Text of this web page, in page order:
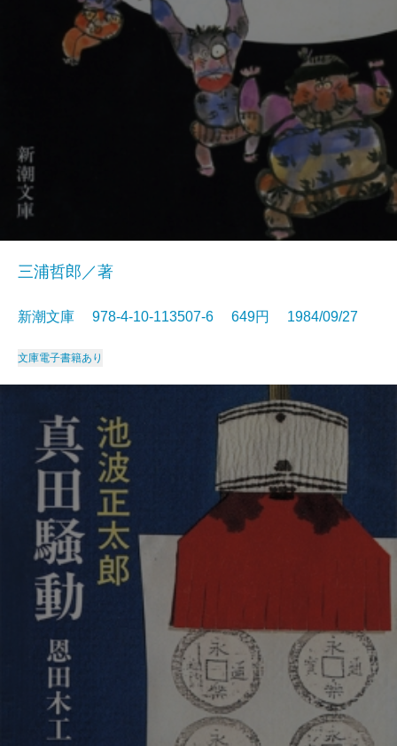
三浦哲郎／著
新潮文庫 978-4-10-113507-6 649円 1984/09/27
文庫電子書籍あり